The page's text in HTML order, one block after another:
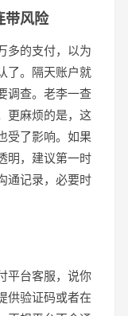
带风险
多的支付，以为
了。隔天账户就
调查。老李一查
更麻烦的是，这
受了影响。如果
明，建议第一时
通记录，必要时
平台客服，说你
供验证码或者在